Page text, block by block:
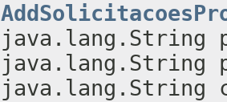
java.lang.String
java.lang.String
java.lang.String